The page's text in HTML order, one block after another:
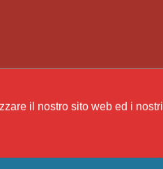
il nostro sito web ed i nostri